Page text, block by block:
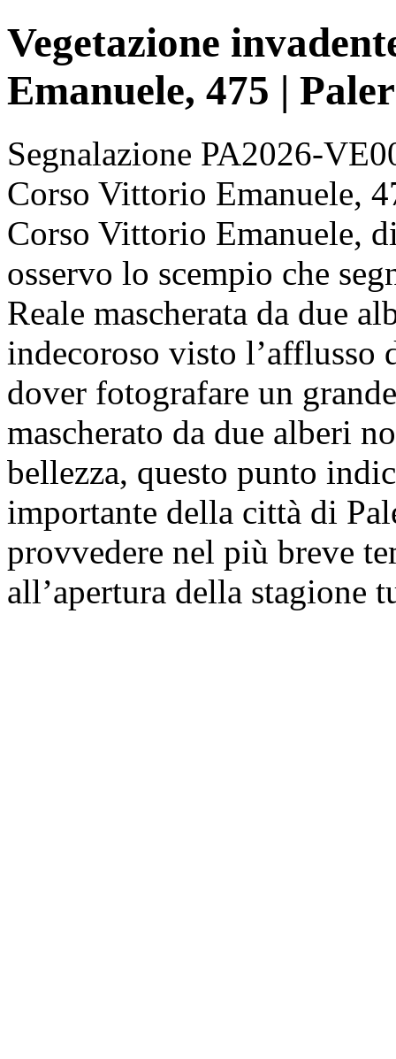
Vegetazione
Emanuele, 475 |
Segnalazione PA2026-
Corso Vittorio Emanuele,
Corso Vittorio Emanuele,
osservo lo scempio che
Reale mascherata da due
indecoroso visto
dover fotografare un
mascherato da due alberi
bellezza, questo punto
importante della città di
provvedere nel più breve
all’apertura della stagione